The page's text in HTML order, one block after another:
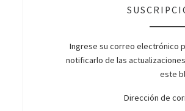
Ingrese su correo electrónico
notificarlo de las
este
Dirección de